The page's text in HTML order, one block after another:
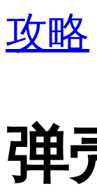
攻略
弹